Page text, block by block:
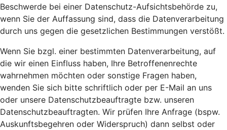
Beschwerde bei einer Datenschutz-Aufsichtsbehörde zu,
wenn Sie der Auffassung sind, dass die Datenverarbeitung
durch uns gegen die gesetzlichen Bestimmungen verstößt.
Wenn Sie bzgl. einer bestimmten Datenverarbeitung, auf
die wir einen Einfluss haben, Ihre Betroffenenrechte
wahrnehmen möchten oder sonstige Fragen haben,
wenden Sie sich bitte schriftlich oder per E-Mail an uns
oder unsere Datenschutzbeauftragte bzw. unseren
Datenschutzbeauftragten. Wir prüfen Ihre Anfrage (bspw.
Auskunftsbegehren oder Widerspruch) dann selbst oder